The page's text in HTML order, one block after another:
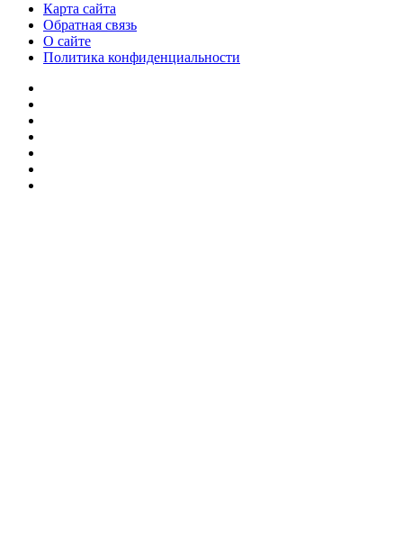
Карта сайта
Обратная связь
О сайте
Политика конфиденциальности